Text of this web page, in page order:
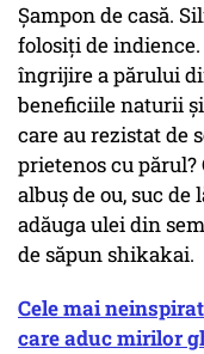
Șampon de casă.
folosiți de
îngrijire a părului
beneficiile naturii
care au rezistat de
prietenos cu părul?
albuș de ou, suc de
adăuga ulei din
de săpun shikakai.
Cele mai
care aduc mirilor